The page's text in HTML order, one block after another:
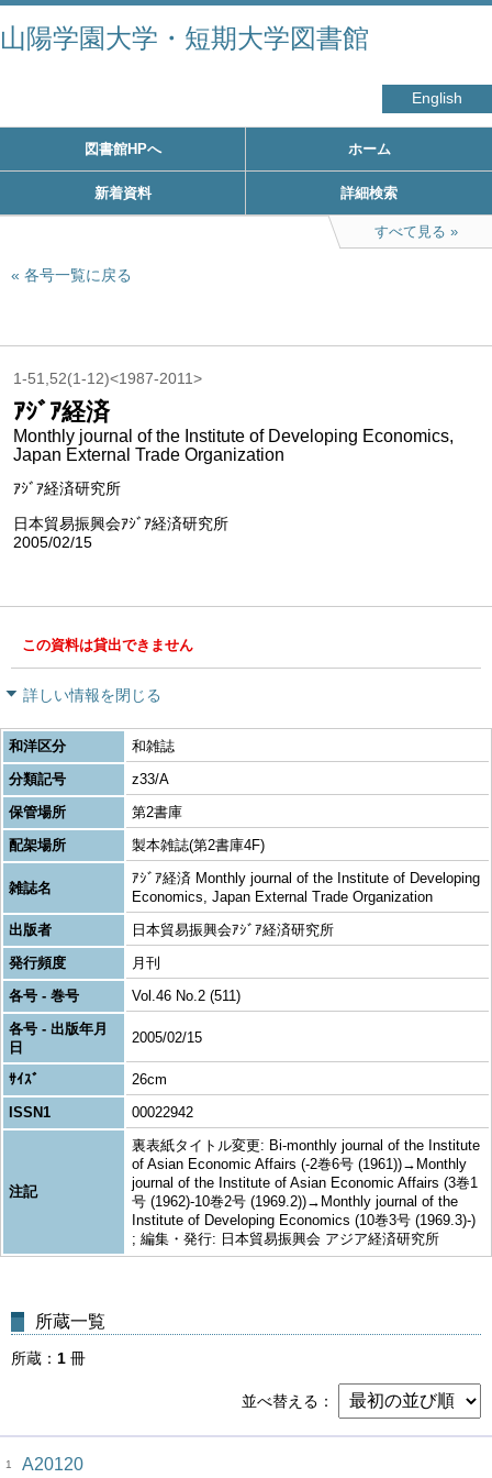
山陽学園大学・短期大学図書館
English
図書館HPへ ホーム
新着資料 詳細検索
すべて見る
各号一覧に戻る
1-51,52(1-12)<1987-2011>
ｱｼﾞｱ経済
Monthly journal of the Institute of Developing Economics,
Japan External Trade Organization
ｱｼﾞｱ経済研究所
日本貿易振興会ｱｼﾞｱ経済研究所
2005/02/15
この資料は貸出できません
詳しい情報を閉じる
和洋区分
和雑誌
分類記号
z33/A
保管場所
第2書庫
配架場所
製本雑誌(第2書庫4F)
雑誌名
ｱｼﾞｱ経済 Monthly journal of the Institute of Developing
Economics, Japan External Trade Organization
出版者
日本貿易振興会ｱｼﾞｱ経済研究所
発行頻度
月刊
各号 - 巻号
Vol.46 No.2 (511)
各号 - 出版年月
日
2005/02/15
ｻｲｽﾞ
26cm
ISSN1
00022942
注記
裏表紙タイトル変更: Bi-monthly journal of the Institute
of Asian Economic Affairs (-2巻6号 (1961))→Monthly
journal of the Institute of Asian Economic Affairs (3巻1
号 (1962)-10巻2号 (1969.2))→Monthly journal of the
Institute of Developing Economics (10巻3号 (1969.3)-)
; 編集・発行: 日本貿易振興会 アジア経済研究所
所蔵一覧
所蔵 1 冊
並べ替える
1 A20120